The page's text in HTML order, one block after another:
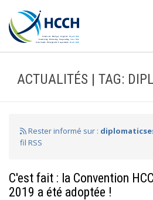
ACTUALITÉS | TAG:
Rester informé sur :
fil RSS
C'est fait : la Convention
2019 a été adoptée !